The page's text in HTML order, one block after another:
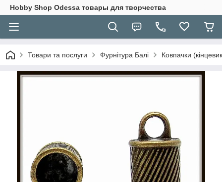
Hobbу Shop Odessa товары для творчества
Товари та послуги Фурнітура Балі Ковпачки